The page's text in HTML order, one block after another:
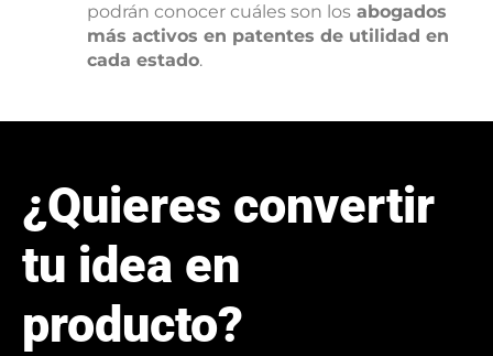
podrán conocer cuáles son los abogados
más activos en patentes de utilidad en
cada estado.
¿Quieres convertir
tu idea en
producto?